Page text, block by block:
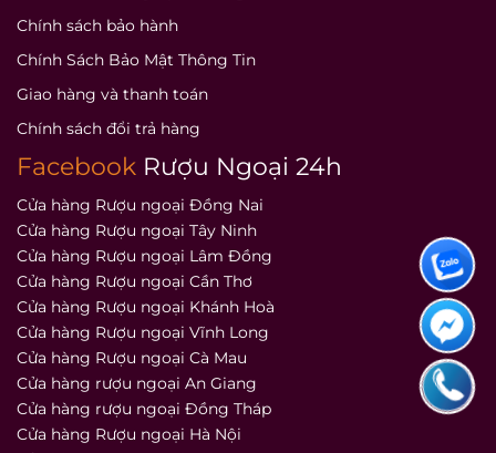
Chính sách bảo hành
Chính Sách Bảo Mật Thông Tin
Giao hàng và thanh toán
Chính sách đổi trả hàng
Facebook Rượu Ngoại 24h
Cửa hàng Rượu ngoại Đồng Nai
Cửa hàng Rượu ngoại Tây Ninh
Cửa hàng Rượu ngoại Lâm Đồng
Cửa hàng Rượu ngoại Cần Thơ
Cửa hàng Rượu ngoại Khánh Hoà
Cửa hàng Rượu ngoại Vĩnh Long
Cửa hàng Rượu ngoại Cà Mau
Cửa hàng rượu ngoại An Giang
Cửa hàng rượu ngoại Đồng Tháp
Cửa hàng Rượu ngoại Hà Nội